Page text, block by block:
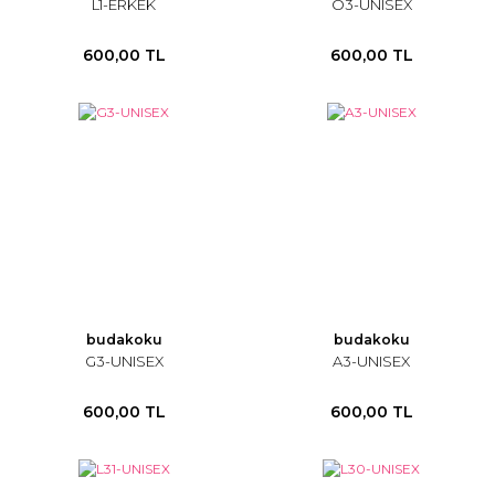
L1-ERKEK
600,00 TL
O3-UNISEX
600,00 TL
budakoku
G3-UNISEX
600,00 TL
budakoku
A3-UNISEX
600,00 TL